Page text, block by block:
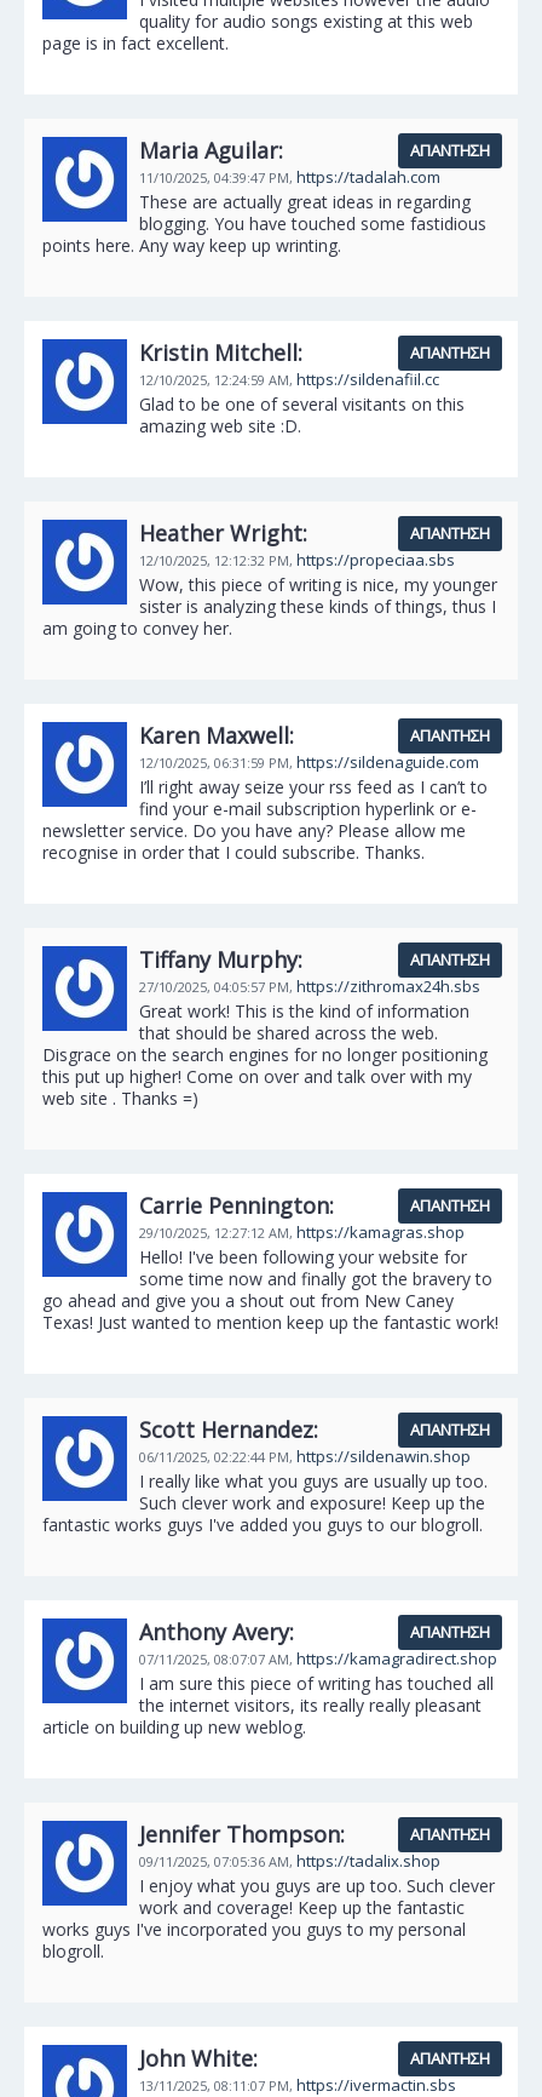
quality for audio songs existing at this web
page is in fact excellent.
Maria Aguilar:
11/10/2025, 04:39:47 PM, https://tadalah.com
ΑΠΆΝΤΗΣΗ
These are actually great ideas in regarding
blogging. You have touched some fastidious
points here. Any way keep up wrinting.
Kristin Mitchell:
12/10/2025, 12:24:59 AM, https://sildenafiil.cc
ΑΠΆΝΤΗΣΗ
Glad to be one of several visitants on this
amazing web site :D.
Heather Wright:
12/10/2025, 12:12:32 PM, https://propeciaa.sbs
ΑΠΆΝΤΗΣΗ
Wow, this piece of writing is nice, my younger
sister is analyzing these kinds of things, thus I
am going to convey her.
Karen Maxwell:
12/10/2025, 06:31:59 PM, https://sildenaguide.com
ΑΠΆΝΤΗΣΗ
I’ll right away seize your rss feed as I can’t to
find your e-mail subscription hyperlink or e-
newsletter service. Do you have any? Please allow me
recognise in order that I could subscribe. Thanks.
Tiffany Murphy:
27/10/2025, 04:05:57 PM, https://zithromax24h.sbs
ΑΠΆΝΤΗΣΗ
Great work! This is the kind of information
that should be shared across the web.
Disgrace on the search engines for no longer positioning
this put up higher! Come on over and talk over with my
web site . Thanks =)
Carrie Pennington:
29/10/2025, 12:27:12 AM, https://kamagras.shop
ΑΠΆΝΤΗΣΗ
Hello! I've been following your website for
some time now and finally got the bravery to
go ahead and give you a shout out from New Caney
Texas! Just wanted to mention keep up the fantastic work!
Scott Hernandez:
06/11/2025, 02:22:44 PM, https://sildenawin.shop
ΑΠΆΝΤΗΣΗ
I really like what you guys are usually up too.
Such clever work and exposure! Keep up the
fantastic works guys I've added you guys to our blogroll.
Anthony Avery:
07/11/2025, 08:07:07 AM, https://kamagradirect.shop
ΑΠΆΝΤΗΣΗ
I am sure this piece of writing has touched all
the internet visitors, its really really pleasant
article on building up new weblog.
Jennifer Thompson:
09/11/2025, 07:05:36 AM, https://tadalix.shop
ΑΠΆΝΤΗΣΗ
I enjoy what you guys are up too. Such clever
work and coverage! Keep up the fantastic
works guys I've incorporated you guys to my personal
blogroll.
John White:
13/11/2025, 08:11:07 PM, https://ivermactin.sbs
ΑΠΆΝΤΗΣΗ